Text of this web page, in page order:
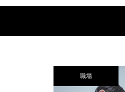
職場